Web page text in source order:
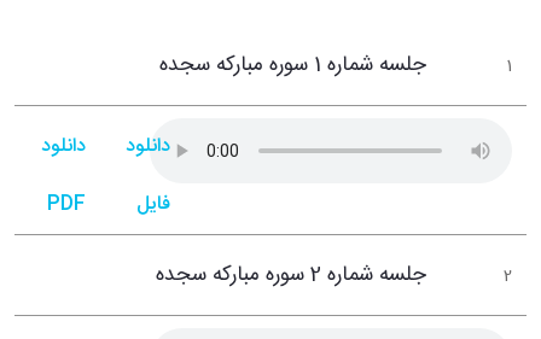
1 جلسه شماره 1 سوره مبارکه سجده
دانلود
فایل
دانلود
PDF
2 جلسه شماره 2 سوره مبارکه سجده